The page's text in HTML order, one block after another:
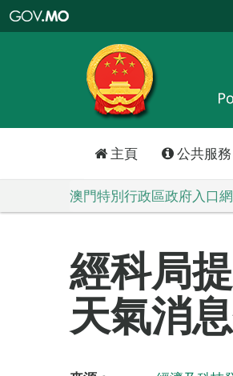
特
政
區
政
口
主頁 公共服務
澳門特別行政區政府入口
經科局
天氣消